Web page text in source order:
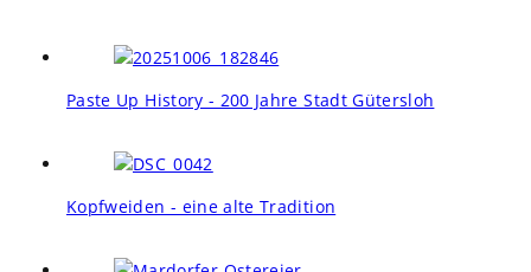
Paste Up History - 200 Jahre Stadt Gütersloh
Kopfweiden - eine alte Tradition